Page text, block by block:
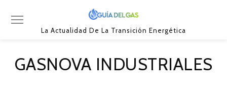
La Actualidad De La Transición Energética
GASNOVA INDUSTRIALES